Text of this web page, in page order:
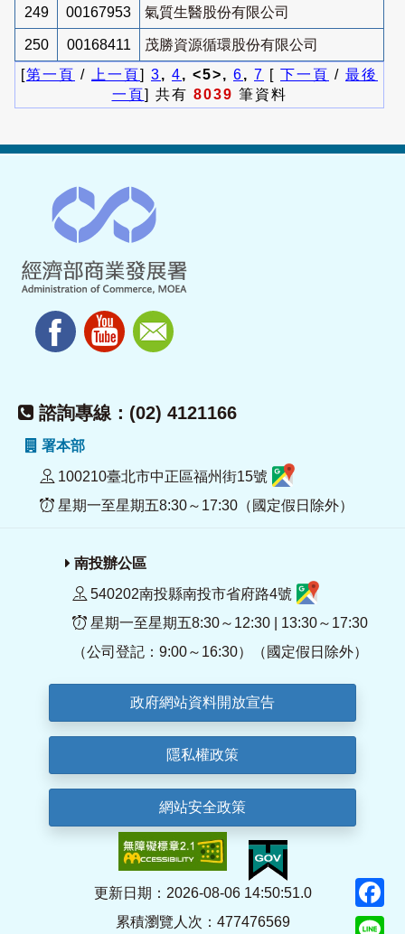
249 00167953 氣質生醫股份有限公司
250 00168411
茂勝資源循環股份有限公司
[第一頁 / 上一頁] 3, 4, <5>, 6, 7 [ 下一頁 / 最後
一頁] 共有 8039 筆資料
諮詢專線：(02) 4121166
署本部
100210臺北市中正區福州街15號
星期一至星期五8:30～17:30（國定假日除外）
南投辦公區
540202南投縣南投市省府路4號
星期一至星期五8:30～12:30 | 13:30～17:30
（公司登記：9:00～16:30）（國定假日除外）
政府網站資料開放宣告
隱私權政策
網站安全政策
更新日期：2026-08-06 14:50:51.0
累積瀏覽人次：477476569